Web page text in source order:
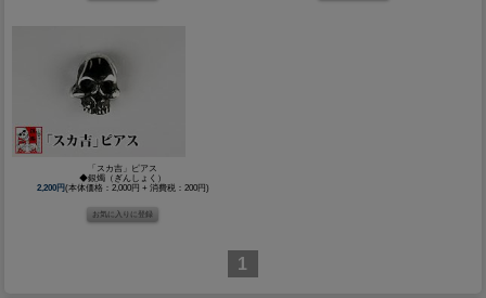
「スカ吉」ピアス
◆銀燭（ぎんしょく）
2,200円(本体価格：2,000円 + 消費税：200円)
1